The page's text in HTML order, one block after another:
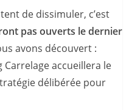
de dissimuler, c’est
pas ouverts le dernier
avons découvert :
accueillera le
délibérée pour